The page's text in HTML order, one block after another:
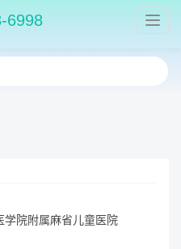
6998
学院附属麻省儿童医院